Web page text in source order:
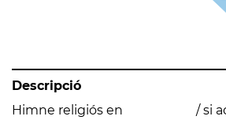
Descripció
Himne religiós en
/ si adoráu al Sol per